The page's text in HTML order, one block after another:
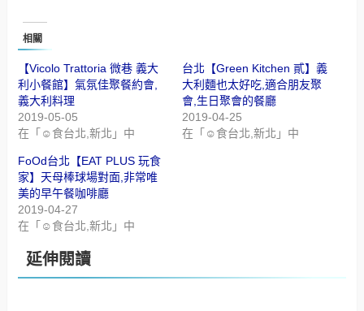
相關
【Vicolo Trattoria 微巷 義大
利小餐館】氣氛佳聚餐約會,
義大利料理
2019-05-05
在「☺食台北,新北」中
台北【Green Kitchen 貳】義
大利麵也太好吃,適合朋友聚
會,生日聚會的餐廳
2019-04-25
在「☺食台北,新北」中
FoOd台北【EAT PLUS 玩食
家】天母棒球場對面,非常唯
美的早午餐咖啡廳
2019-04-27
在「☺食台北,新北」中
延伸閱讀